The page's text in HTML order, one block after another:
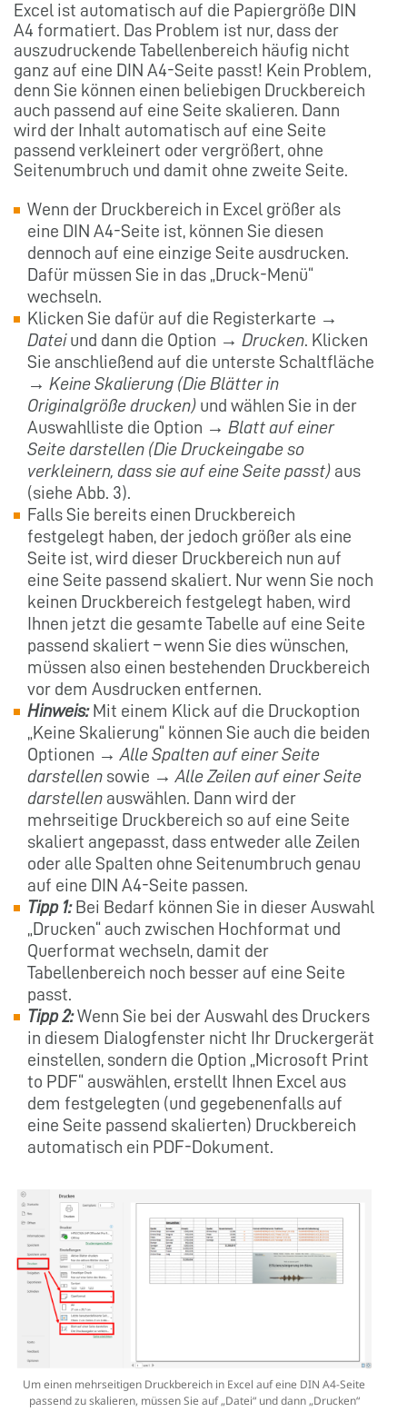
Excel ist automatisch auf die Papiergröße DIN
A4 formatiert. Das Problem ist nur, dass der
auszudruckende Tabellenbereich häufig nicht
ganz auf eine DIN A4-Seite passt! Kein Problem,
denn Sie können einen beliebigen Druckbereich
auch passend auf eine Seite skalieren. Dann
wird der Inhalt automatisch auf eine Seite
passend verkleinert oder vergrößert, ohne
Seitenumbruch und damit ohne zweite Seite.
Wenn der Druckbereich in Excel größer als
eine DIN A4-Seite ist, können Sie diesen
dennoch auf eine einzige Seite ausdrucken.
Dafür müssen Sie in das „Druck-Menü“
wechseln.
Klicken Sie dafür auf die Registerkarte →
Dateiund dann die Option → Drucken. Klicken
Sie anschließend auf die unterste Schaltfläche
→ Keine Skalierung (Die Blätter in
Originalgröße drucken) und wählen Sie in der
Auswahlliste die Option → Blatt auf einer
Seite darstellen (Die Druckeingabe so
verkleinern, dass sie auf eine Seite passt) aus
(siehe Abb. 3).
Falls Sie bereits einen Druckbereich
festgelegt haben, der jedoch größer als eine
Seite ist, wird dieser Druckbereich nun auf
eine Seite passend skaliert. Nur wenn Sie noch
keinen Druckbereich festgelegt haben, wird
Ihnen jetzt die gesamte Tabelle auf eine Seite
passend skaliert – wenn Sie dies wünschen,
müssen also einen bestehenden Druckbereich
vor dem Ausdrucken entfernen.
Hinweis:Mit einem Klick auf die Druckoption
„Keine Skalierung“ können Sie auch die beiden
Optionen →Alle Spalten auf einer Seite
darstellen sowie →Alle Zeilen auf einer Seite
darstellen auswählen. Dann wird der
mehrseitige Druckbereich so auf eine Seite
skaliert angepasst, dass entweder alle Zeilen
oder alle Spalten ohne Seitenumbruch genau
auf eine DIN A4-Seite passen.
Tipp 1:Bei Bedarf können Sie in dieser Auswahl
„Drucken“ auch zwischen Hochformat und
Querformat wechseln, damit der
Tabellenbereich noch besser auf eine Seite
passt.
Tipp 2:Wenn Sie bei der Auswahl des Druckers
in diesem Dialogfenster nicht Ihr Druckergerät
einstellen, sondern die Option „Microsoft Print
to PDF“ auswählen, erstellt Ihnen Excel aus
dem festgelegten (und gegebenenfalls auf
eine Seite passend skalierten) Druckbereich
automatisch ein PDF-Dokument.
Um einen mehrseitigen Druckbereich in Excel auf eine DIN A4-Seite
passend zu skalieren, müssen Sie auf „Datei“ und dann „Drucken“